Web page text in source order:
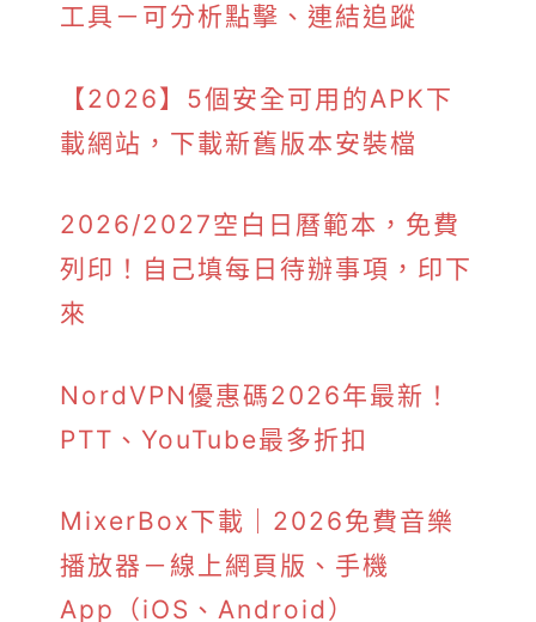
工具－可分析點擊、連結追蹤
【2026】5個安全可用的APK下
載網站，下載新舊版本安裝檔
2026/2027空白日曆範本，免費
列印！自己填每日待辦事項，印下
來
NordVPN優惠碼2026年最新！
PTT、YouTube最多折扣
MixerBox下載｜2026免費音樂
播放器－線上網頁版、手機
App（iOS、Android）